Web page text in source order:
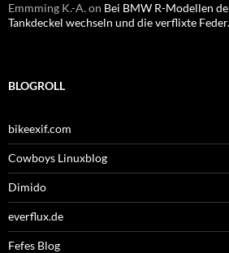
Emmming K.-A.on Bei BMW R-Modellen
Tankdeckel wechseln und die verflixte Feder.
BLOGROLL
bikeexif.com
Cowboys Linuxblog
Dimido
everflux.de
Fefes Blog